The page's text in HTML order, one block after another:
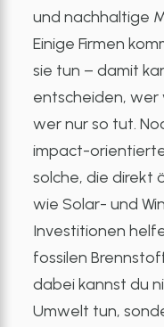
und nachhaltige
Einige Firmen
sie tun – damit
entscheiden, wer
wer nur so tut.
impact-
solche, die direkt
wie Solar- und
Investitionen
fossilen
dabei kannst du
Umwelt tun,